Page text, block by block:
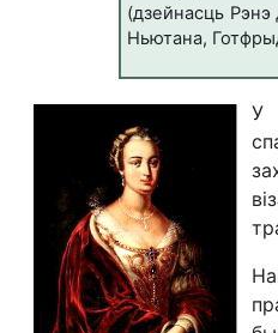
(дзейнасць Рэнэ
Ньютана,
У